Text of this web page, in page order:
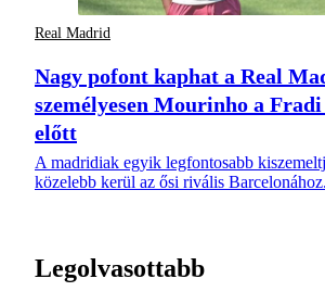
Real Madrid
Nagy pofont kaphat a Real
személyesen Mourinho a
előtt
A madridiak egyik legfontosabb
közelebb kerül az ősi rivális Barcelonához.
Legolvasottabb